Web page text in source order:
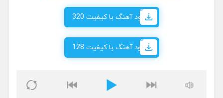
دانلود آهنگ با کیفیت 320
دانلود آهنگ با کیفیت 128